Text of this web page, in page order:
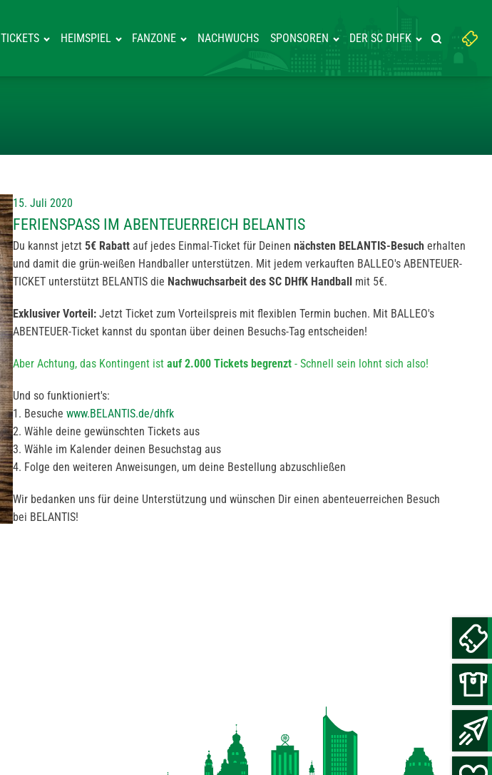
TICKETS HEIMSPIEL FANZONE NACHWUCHS SPONSOREN DER SC DHFK
Suchbegriff
eingeben:
Suche
15. Juli 2020
FERIENSPASS IM ABENTEUERREICH BELANTIS
Du kannst jetzt 5€ Rabatt auf jedes Einmal-Ticket für Deinen nächsten BELANTIS-Besuch erhalten
und damit die grün-weißen Handballer unterstützen. Mit jedem verkauften BALLEO's ABENTEUER-
TICKET unterstützt BELANTIS die Nachwuchsarbeit des SC DHfK Handball mit 5€.
Exklusiver Vorteil: Jetzt Ticket zum Vorteilspreis mit flexiblen Termin buchen. Mit BALLEO's
ABENTEUER-Ticket kannst du spontan über deinen Besuchs-Tag entscheiden!
Aber Achtung, das Kontingent ist auf 2.000 Tickets begrenzt - Schnell sein lohnt sich also!
Und so funktioniert's:
1. Besuche www.BELANTIS.de/dhfk
2. Wähle deine gewünschten Tickets aus
3. Wähle im Kalender deinen Besuchstag aus
4. Folge den weiteren Anweisungen, um deine Bestellung abzuschließen
Wir bedanken uns für deine Unterstützung und wünschen Dir einen abenteuerreichen Besuch
bei BELANTIS!